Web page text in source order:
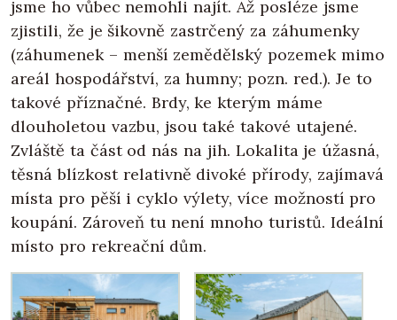
jsme ho vůbec nemohli najít. Až posléze jsme
zjistili, že je šikovně zastrčený za záhumenky
(záhumenek – menší zemědělský pozemek mimo
areál hospodářství, za humny; pozn. red.). Je to
takové příznačné. Brdy, ke kterým máme
dlouholetou vazbu, jsou také takové utajené.
Zvláště ta část od nás na jih. Lokalita je úžasná,
těsná blízkost relativně divoké přírody, zajímavá
místa pro pěší i cyklo výlety, více možností pro
koupání. Zároveň tu není mnoho turistů. Ideální
místo pro rekreační dům.